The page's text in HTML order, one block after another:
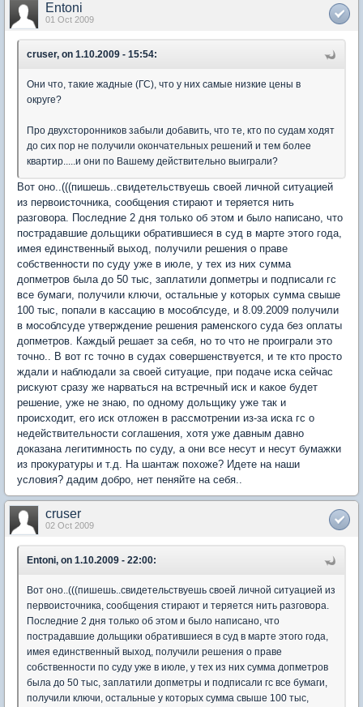
Entoni
01 Oct 2009
cruser, on 1.10.2009 - 15:54:
Они что, такие жадные (ГС), что у них самые низкие цены в
округе?
Про двухсторонников забыли добавить, что те, кто по судам ходят
до сих пор не получили окончательных решений и тем более
квартир.....и они по Вашему действительно выиграли?
Вот оно..(((пишешь..свидетельствуешь своей личной ситуацией
из первоисточника, сообщения стирают и теряется нить
разговора. Последние 2 дня только об этом и было написано, что
пострадавшие дольщики обратившиеся в суд в марте этого года,
имея единственный выход, получили решения о праве
собственности по суду уже в июле, у тех из них сумма
допметров была до 50 тыс, заплатили допметры и подписали гс
все бумаги, получили ключи, остальные у которых сумма свыше
100 тыс, попали в кассацию в мособлсуде, и 8.09.2009 получили
в мособлсуде утверждение решения раменского суда без оплаты
допметров. Каждый решает за себя, но то что не проиграли это
точно.. В вот гс точно в судах совершенствуется, и те кто просто
ждали и наблюдали за своей ситуацие, при подаче иска сейчас
рискуют сразу же нарваться на встречный иск и какое будет
решение, уже не знаю, по одному дольщику уже так и
происходит, его иск отложен в рассмотрении из-за иска гс о
недействительности соглашения, хотя уже давным давно
доказана легитимность по суду, а они все несут и несут бумажки
из прокуратуры и т.д. На шантаж похоже? Идете на наши
условия? дадим добро, нет пеняйте на себя..
cruser
02 Oct 2009
Entoni, on 1.10.2009 - 22:00:
Вот оно..(((пишешь..свидетельствуешь своей личной ситуацией из
первоисточника, сообщения стирают и теряется нить разговора.
Последние 2 дня только об этом и было написано, что
пострадавшие дольщики обратившиеся в суд в марте этого года,
имея единственный выход, получили решения о праве
собственности по суду уже в июле, у тех из них сумма допметров
была до 50 тыс, заплатили допметры и подписали гс все бумаги,
получили ключи, остальные у которых сумма свыше 100 тыс,